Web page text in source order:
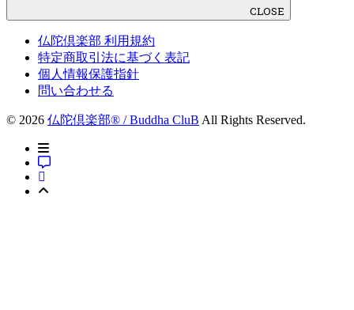
CLOSE
仏陀倶楽部 利用規約
特定商取引法に基づく表記
個人情報保護指針
問い合わせる
© 2026 仏陀倶楽部® / Buddha CluB All Rights Reserved.